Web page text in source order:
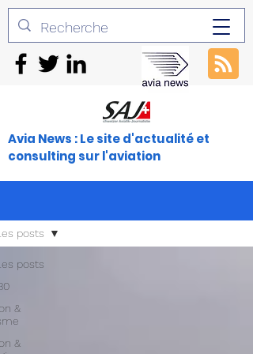
Avia News : Le site d'actualité et
consulting sur l'aviation
posts
&
&
posts